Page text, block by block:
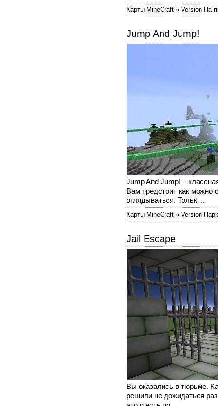
Карты MineCraft » Version На
Jump And Jump!
Jump And Jump! –
Вам предстоит как можно
оглядываться. Тольк ...
Карты MineCraft » Version
Jail Escape
Вы оказались в тюрьме.
решили не дожидаться